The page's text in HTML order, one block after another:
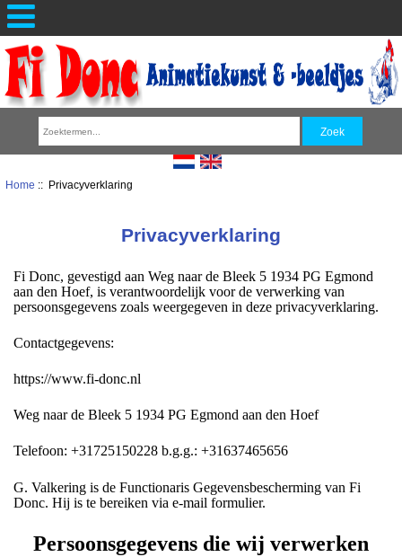
Home :: Privacyverklaring
Privacyverklaring
Fi Donc, gevestigd aan Weg naar de Bleek 5 1934 PG Egmond
aan den Hoef, is verantwoordelijk voor de verwerking van
persoonsgegevens zoals weergegeven in deze privacyverklaring.
Contactgegevens:
https://www.fi-donc.nl
Weg naar de Bleek 5 1934 PG Egmond aan den Hoef
Telefoon: +31725150228 b.g.g.: +31637465656
G. Valkering is de Functionaris Gegevensbescherming van Fi
Donc. Hij is te bereiken via e-mail formulier.
Persoonsgegevens die wij verwerken